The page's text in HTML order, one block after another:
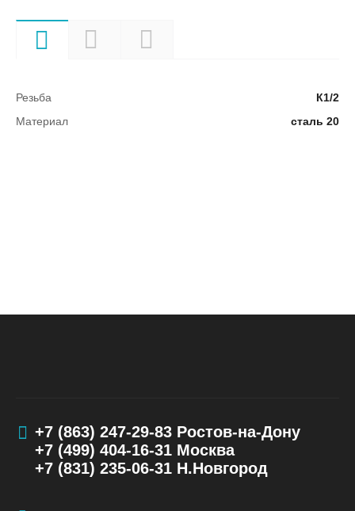
Резьба
К1/2
Материал
сталь 20
+7 (863) 247-29-83Ростов-на-Дону
+7 (499) 404-16-31Москва
+7 (831) 235-06-31Н.Новгород